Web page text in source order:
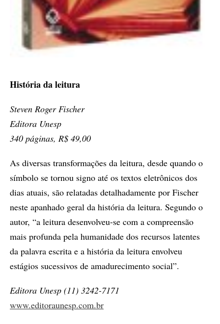
História da leitura
Steven Roger Fischer
Editora Unesp
340 páginas, R$ 49,00
As diversas transformações da leitura, desde quando o
símbolo se tornou signo até os textos eletrônicos dos
dias atuais, são relatadas detalhadamente por Fischer
neste apanhado geral da história da leitura. Segundo o
autor, “a leitura desenvolveu-se com a compreensão
mais profunda pela humanidade dos recursos latentes
da palavra escrita e a história da leitura envolveu
estágios sucessivos de amadurecimento social”.
Editora Unesp (11) 3242-7171
www.editoraunesp.com.br